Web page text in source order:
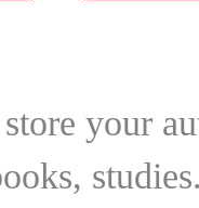
store your